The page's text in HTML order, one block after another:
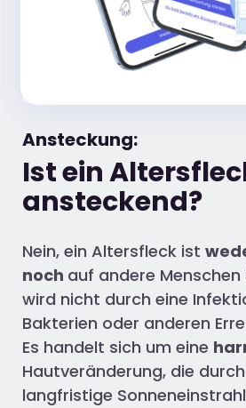
Ansteckung:
Ist ein
ansteckend?
Nein, ein Altersfleck ist
noch auf andere Menschen
wird nicht durch eine
Bakterien oder anderen
Es handelt sich um eine
Hautveränderung, die
langfristige